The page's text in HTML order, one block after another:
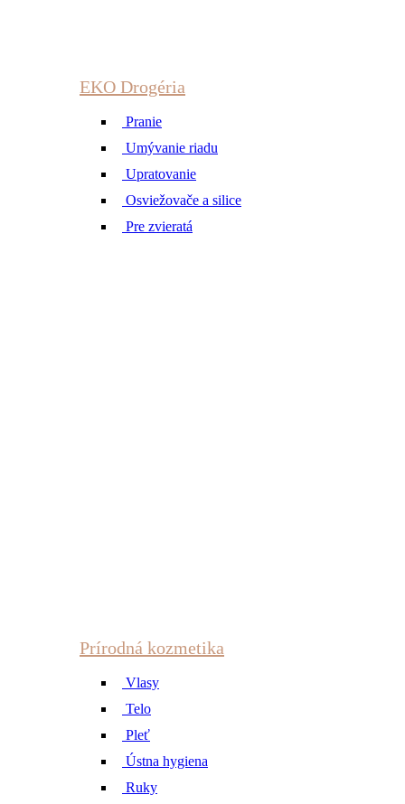
EKO Drogéria
Pranie
Umývanie riadu
Upratovanie
Osviežovače a silice
Pre zvieratá
Prírodná kozmetika
Vlasy
Telo
Pleť
Ústna hygiena
Ruky